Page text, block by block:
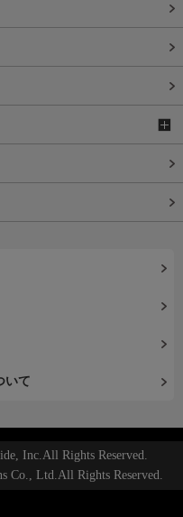
いて
Inc.All Rights Reserved.
Co., Ltd.All Rights Reserved.